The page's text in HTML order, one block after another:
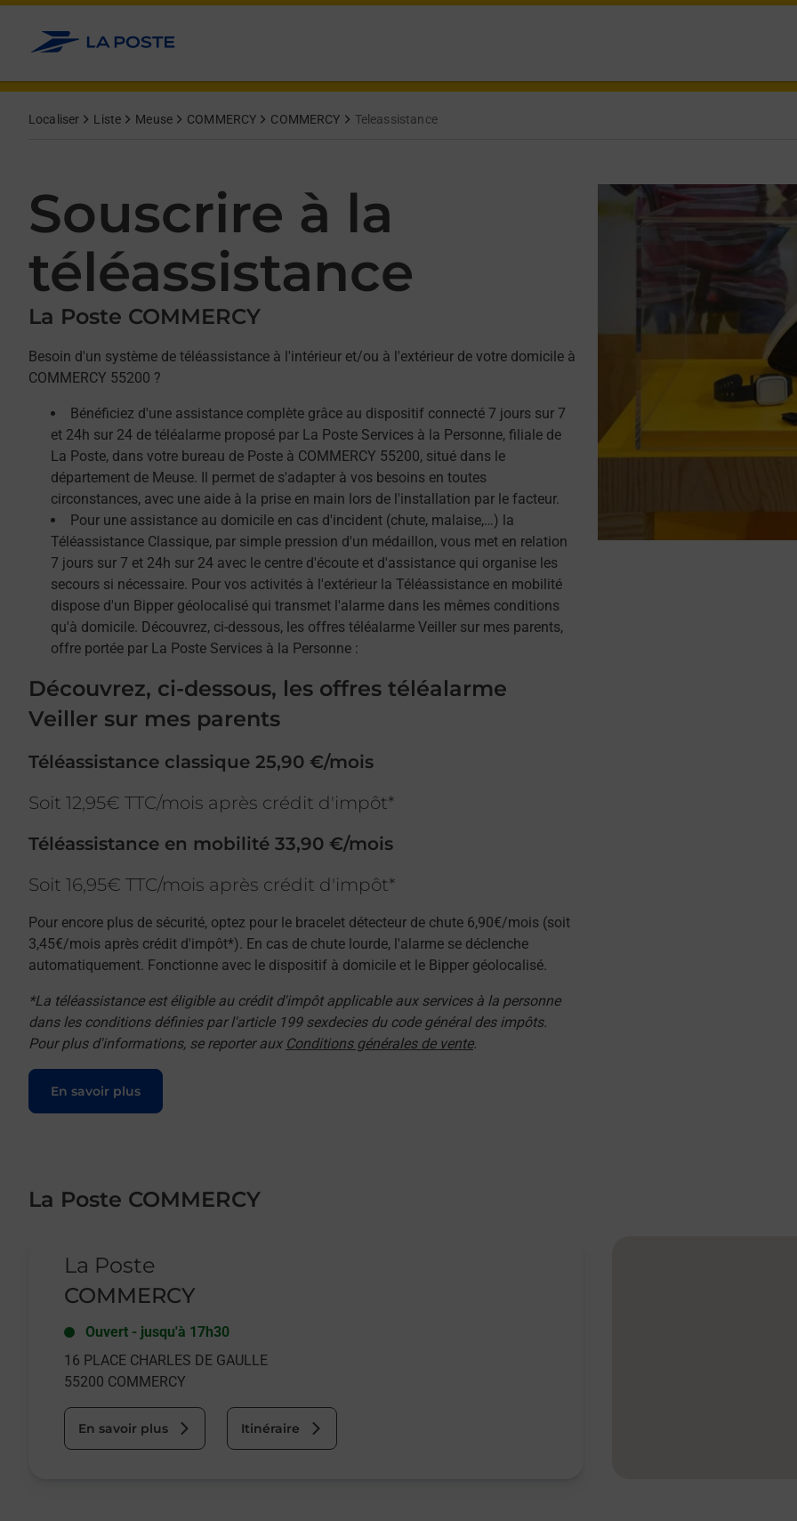
Allez au contenu
Localiser Liste Meuse COMMERCY COMMERCY Teleassistance
Souscrire à la
téléassistance
La Poste COMMERCY
Besoin d'un système de téléassistance à l'intérieur et/ou à l'extérieur de votre domicile à
COMMERCY 55200 ?
Bénéficiez d'une assistance complète grâce au dispositif connecté 7 jours sur 7
et 24h sur 24 de téléalarme proposé par La Poste Services à la Personne, filiale de
La Poste, dans votre bureau de Poste à COMMERCY 55200, situé dans le
département de Meuse. Il permet de s'adapter à vos besoins en toutes
circonstances, avec une aide à la prise en main lors de l'installation par le facteur.
Pour une assistance au domicile en cas d'incident (chute, malaise,…) la
Téléassistance Classique, par simple pression d'un médaillon, vous met en relation
7 jours sur 7 et 24h sur 24 avec le centre d'écoute et d'assistance qui organise les
secours si nécessaire. Pour vos activités à l'extérieur la Téléassistance en mobilité
dispose d'un Bipper géolocalisé qui transmet l'alarme dans les mêmes conditions
qu'à domicile. Découvrez, ci-dessous, les offres téléalarme Veiller sur mes parents,
offre portée par La Poste Services à la Personne :
Découvrez, ci-dessous, les offres téléalarme
Veiller sur mes parents
Téléassistance classique 25,90 €/mois
Soit 12,95€ TTC/mois après crédit d'impôt*
Téléassistance en mobilité 33,90 €/mois
Soit 16,95€ TTC/mois après crédit d'impôt*
Pour encore plus de sécurité, optez pour le bracelet détecteur de chute 6,90€/mois (soit
3,45€/mois après crédit d'impôt*). En cas de chute lourde, l'alarme se déclenche
automatiquement. Fonctionne avec le dispositif à domicile et le Bipper géolocalisé.
*La téléassistance est éligible au crédit d'impôt applicable aux services à la personne
dans les conditions définies par l'article 199 sexdecies du code général des impôts.
Pour plus d'informations, se reporter aux Conditions générales de vente.
En savoir plus
Le lien s'ouvre dans un nouvel onglet
La Poste COMMERCY
La Poste
COMMERCY
Ouvert - jusqu'à 17h30
16 PLACE CHARLES DE GAULLE
55200 COMMERCY
En savoir plus Itinéraire
Afficher ou masquer la réponse
Afficher ou masquer la réponse
Afficher ou masquer la réponse